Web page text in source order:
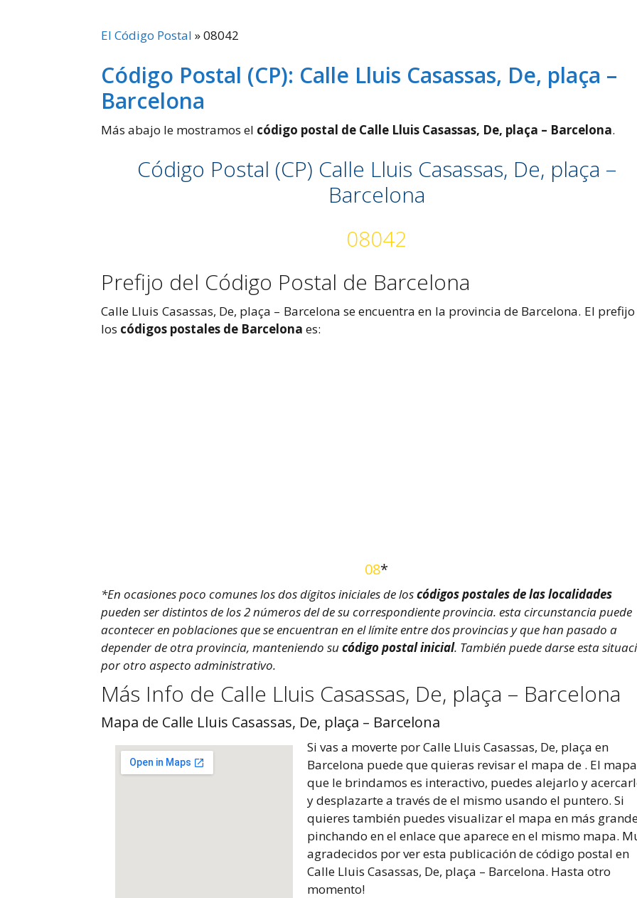
El Código Postal »08042
Código Postal (CP): Calle Lluis Casassas, De, plaça –
Barcelona
Más abajo le mostramos el código postal de Calle Lluis Casassas, De, plaça – Barcelona.
Código Postal (CP) Calle Lluis Casassas, De, plaça –
Barcelona
08042
Prefijo del Código Postal de Barcelona
Calle Lluis Casassas, De, plaça – Barcelona se encuentra en la provincia de Barcelona. El
los códigos postales de Barcelona es:
08*
*En ocasiones poco comunes los dos dígitos iniciales de loscódigos postales de las localidades
pueden ser distintos de los 2 números del de su correspondiente provincia. esta circunstancia puede
acontecer en poblaciones que se encuentran en el límite entre dos provincias y que han pasado a
depender de otra provincia, manteniendo sucódigo postal inicial. También puede darse esta
por otro aspecto administrativo.
Más Info de Calle Lluis Casassas, De, plaça – Barcelona
Mapa de Calle Lluis Casassas, De, plaça – Barcelona
Si vas a moverte por Calle Lluis Casassas, De, plaça en
Barcelona puede que quieras revisar el mapa de . El mapa
que le brindamos es interactivo, puedes alejarlo y
y desplazarte a través de el mismo usando el puntero. Si
quieres también puedes visualizar el mapa en más
pinchando en el enlace que aparece en el mismo mapa.
agradecidos por ver esta publicación de código postal en
Calle Lluis Casassas, De, plaça – Barcelona. Hasta otro
momento!